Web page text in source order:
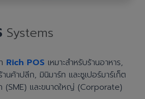
Systems
Rich POS เหมาะสำหรับร้านอาหาร,
นค้าปลีก, มินิมาร์ท และซูเปอร์มาร์เก็ต
(SME) และขนาดใหญ่ (Corporate)